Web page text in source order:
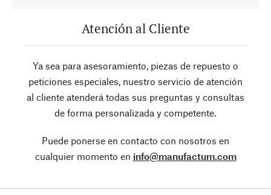
Atención al Cliente
Ya sea para asesoramiento, piezas de repuesto o
peticiones especiales, nuestro servicio de atención
al cliente atenderá todas sus preguntas y consultas
de forma personalizada y competente.
Puede ponerse en contacto con nosotros en
cualquier momento en info@manufactum.com